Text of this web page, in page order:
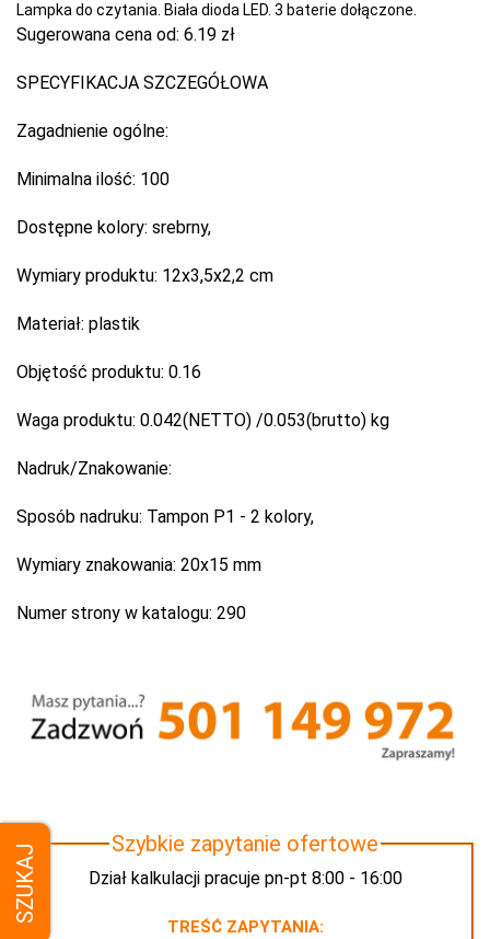
SZUKAJ
Lampka do czytania. Biała dioda LED. 3 baterie dołączone.
Sugerowana cena od: 6.19 zł
SPECYFIKACJA SZCZEGÓŁOWA
Zagadnienie ogólne:
Minimalna ilość: 100
Dostępne kolory: srebrny,
Wymiary produktu: 12x3,5x2,2 cm
Materiał: plastik
Objętość produktu: 0.16
Waga produktu: 0.042(NETTO) /0.053(brutto) kg
Nadruk/Znakowanie:
Sposób nadruku: Tampon P1 - 2 kolory,
Wymiary znakowania: 20x15 mm
Numer strony w katalogu: 290
Szybkie zapytanie ofertowe
Dział kalkulacji pracuje pn-pt 8:00 - 16:00
TREŚĆ ZAPYTANIA: